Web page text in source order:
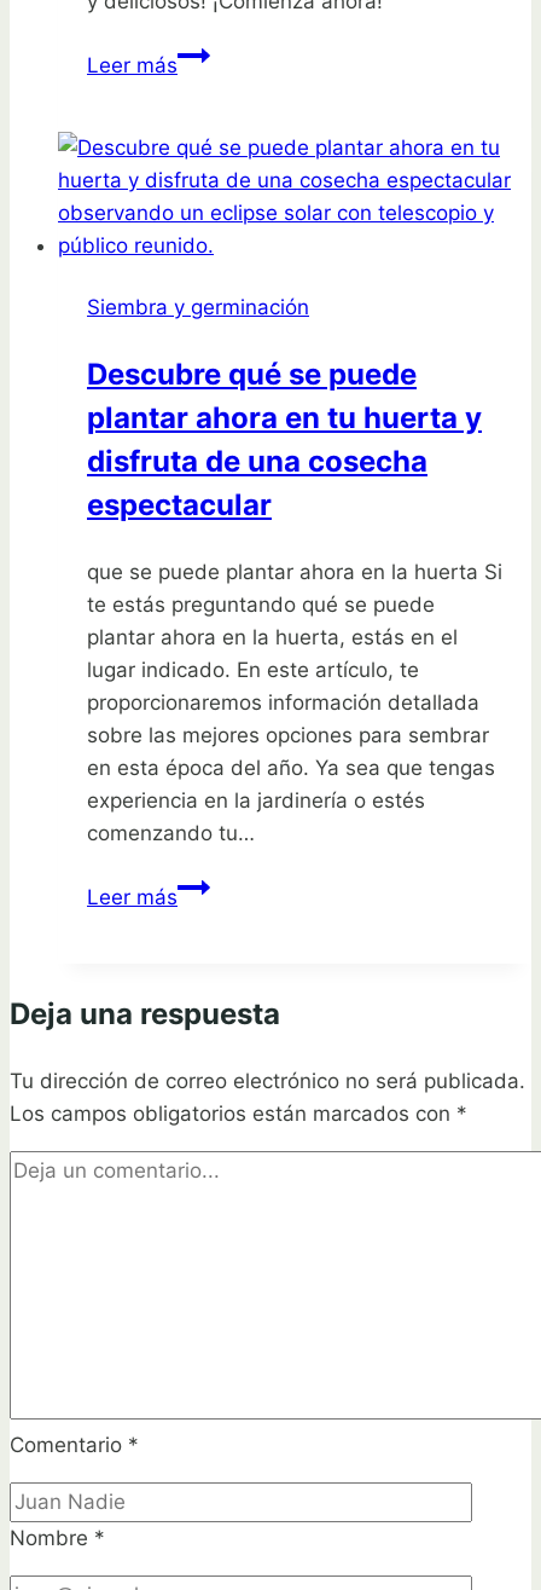
Leer másGuía
sembrar
tomates
en
julio:
abundante
Siembra y germinación
Descubre qué se puede
plantar ahora en tu huerta y
disfruta de una cosecha
espectacular
que se puede plantar ahora en la huerta Si
te estás preguntando qué se puede
plantar ahora en la huerta, estás en el
lugar indicado. En este artículo, te
proporcionaremos información detallada
sobre las mejores opciones para sembrar
en esta época del año. Ya sea que tengas
experiencia en la jardinería o estés
comenzando tu…
Leer másDescubre
plantar
en
tu
huerta
y
Deja una respuesta
Tu dirección de correo electrónico no será publicada.
Los campos obligatorios están marcados con *
Comentario *
Nombre *